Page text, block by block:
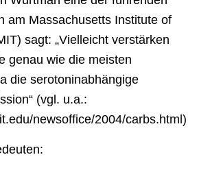
am Massachusetts Institute of
sagt: „Vielleicht verstärken
genau wie die meisten
die serotoninabhängige
(vgl. u.a.:
newsoffice/2004/carbs.html)